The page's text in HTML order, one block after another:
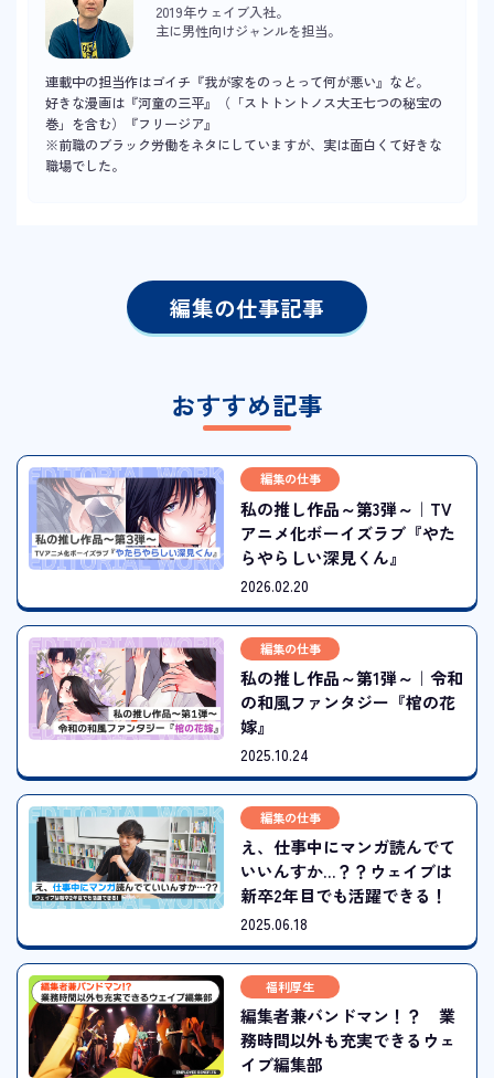
2019年ウェイブ入社。
主に男性向けジャンルを担当。
連載中の担当作はゴイチ『我が家をのっとって何が悪い』など。
好きな漫画は『河童の三平』（「ストトントノス大王七つの秘宝の
巻」を含む）『フリージア』
※前職のブラック労働をネタにしていますが、実は面白くて好きな
職場でした。
編集の仕事記事
おすすめ記事
編集の仕事
私の推し作品～第3弾～｜TV
アニメ化ボーイズラブ『やた
らやらしい深見くん』
2026.02.20
編集の仕事
私の推し作品～第1弾～｜令和
の和風ファンタジー『棺の花
嫁』
2025.10.24
編集の仕事
え、仕事中にマンガ読んでて
いいんすか…？？ウェイブは
新卒2年目でも活躍できる！
2025.06.18
福利厚生
編集者兼バンドマン！？ 業
務時間以外も充実できるウェ
イブ編集部